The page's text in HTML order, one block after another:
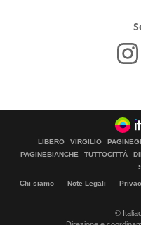
LIBERO VIRGILIO
PAGINEBIANCHE
TUTTOCITTÀ
Chi siamo Note Legali
©